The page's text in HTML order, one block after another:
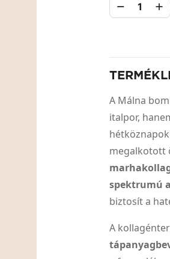
1
A Málna
italpor,
megalkotott
spektrumú
biztosít a
A